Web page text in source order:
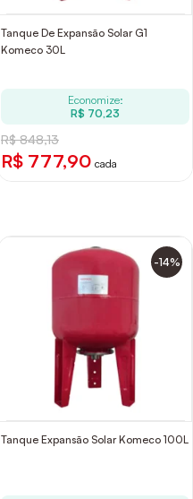
Tanque De Expansão Solar G1
Komeco 30L
Economize:
R$ 70,23
R$ 848,13
R$ 777,90 cada
-14%
Tanque Expansão Solar Komeco 100L